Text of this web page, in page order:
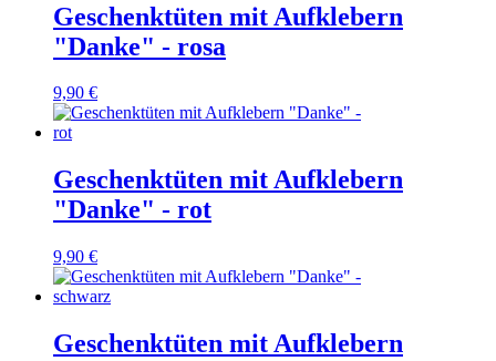
Geschenktüten mit Aufklebern
"Danke" - rosa
9,90 €
Geschenktüten mit Aufklebern
"Danke" - rot
9,90 €
Geschenktüten mit Aufklebern